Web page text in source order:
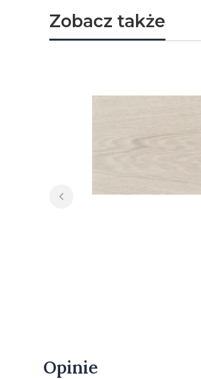
Zobacz także
Opinie